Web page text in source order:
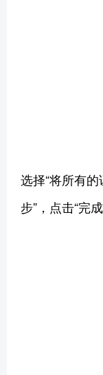
选择“将所有
步”，点击“完成